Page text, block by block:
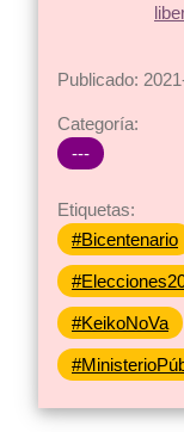
Publicado:
Categoría:
---
Etiquetas:
#Bicentenario
#KeikoNoVa